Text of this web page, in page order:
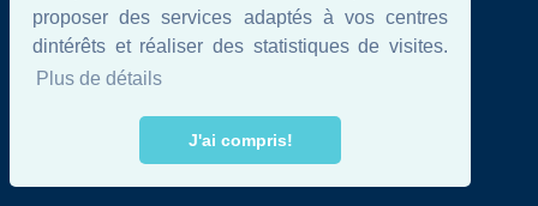
proposer des services adaptés à vos centres
dintérêts et réaliser des statistiques de visites.
Plus de détails
J'ai compris!